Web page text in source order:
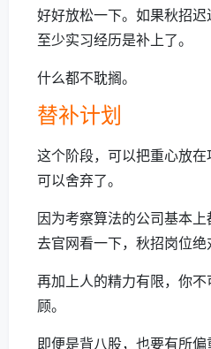
好好放松一下。如果秋招迟
至少实习经历是补上了。
什么都不耽搁。
替补计划
这个阶段，可以把重心放
可以舍弃了。
因为考察算法的公司基本
去官网看一下，秋招岗位绝
再加上人的精力有限，你
顾。
即便是背八股，也要有所